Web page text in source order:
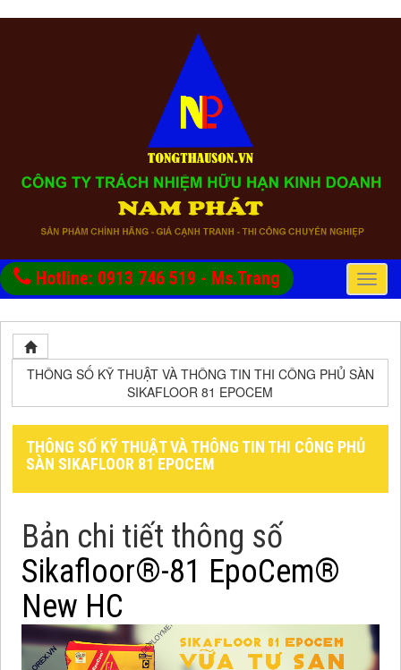
Hotline: 0913 746 519 - Ms.Trang
Toggle
THÔNG SỐ KỸ THUẬT VÀ THÔNG TIN THI CÔNG PHỦ SÀN
SIKAFLOOR 81 EPOCEM
THÔNG SỐ KỸ THUẬT VÀ THÔNG TIN THI CÔNG PHỦ
SÀN SIKAFLOOR 81 EPOCEM
Bản chi tiết thông số
Sikafloor®-81 EpoCem®
New HC